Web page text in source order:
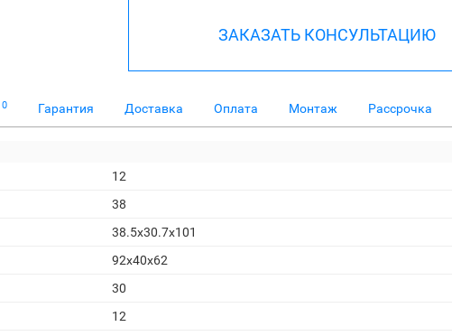
ЗАКАЗАТЬ КОНСУЛЬТАЦИЮ
0 Гарантия Доставка Оплата Монтаж Рассрочка
12
38
38.5x30.7x101
92x40x62
30
12